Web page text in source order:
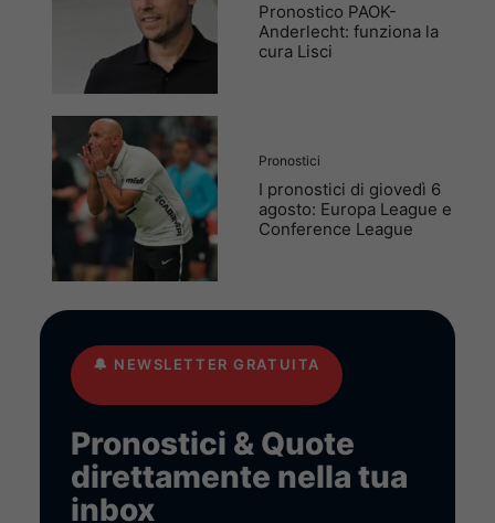
Pronostico PAOK-
Anderlecht: funziona la
cura Lisci
Pronostici
I pronostici di giovedì 6
agosto: Europa League e
Conference League
🔔 NEWSLETTER GRATUITA
Pronostici & Quote
direttamente nella tua
inbox